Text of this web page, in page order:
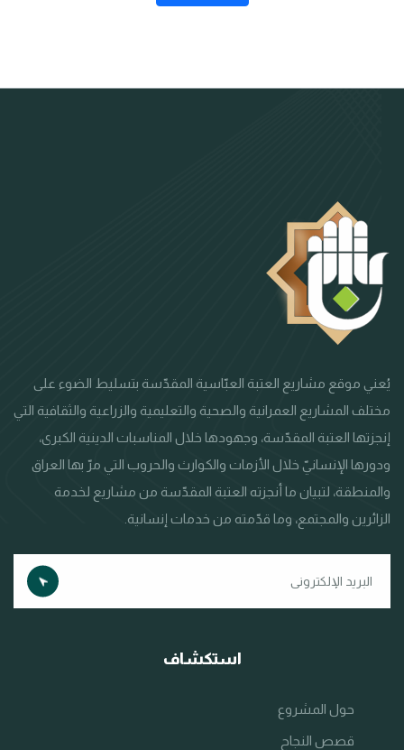
يُعني موقع مشاريع العتبة العبّاسية المقدّسة بتسليط الضوء على
مختلف المشاريع العمرانية والصحية والتعليمية والزراعية والثقافية التي
إنجزتها العتبة المقدّسة، وجهودها خلال المناسبات الدينية الكبرى،
ودورها الإنسانيّ خلال الأزمات والكوارث والحروب التي مرّ بها العراق
والمنطقة، لتبيان ما أنجزته العتبة المقدّسة من مشاريع لخدمة
الزائرين والمجتمع، وما قدّمته من خدمات إنسانية.
استكشاف
حول المشروع
قصص النجاح